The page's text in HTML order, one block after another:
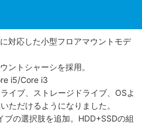
対応した小型フロアマウントモデ
ントシャーシを採用。
i5/Core i3
イブ、ストレージドライブ、OSよ
ただけるようになりました。
の選択肢を追加。HDD+SSDの組